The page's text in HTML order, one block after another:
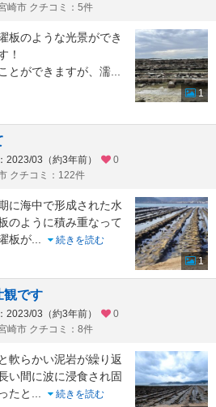
崎市 クチコミ：5件
板のような光景ができ
！
とができますが、濡
1
2023/03（約3年前）
0
クチコミ：122件
に海中で形成された水
のように積み重なって
板が
続きを読む
1
観です
2023/03（約3年前）
0
崎市 クチコミ：8件
軟らかい泥岩が繰り返
い間に波に浸食され固
たと
続きを読む